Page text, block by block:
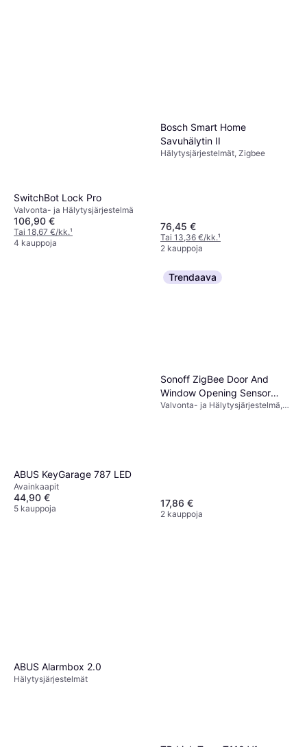
SwitchBot Lock Pro
Valvonta- ja Hälytysjärjestelmä
106,90 €
Tai 18,67 €/kk.¹
4 kauppoja
Bosch Smart Home
Savuhälytin II
Hälytysjärjestelmät, Zigbee
76,45 €
Tai 13,36 €/kk.¹
2 kauppoja
ABUS KeyGarage 787 LED
Avainkaapit
44,90 €
5 kauppoja
Trendaava
Sonoff ZigBee Door And
Window Opening Sensor
SNZB-04P
Valvonta- ja Hälytysjärjestelmä,
17,86 €
2 kauppoja
ABUS Alarmbox 2.0
Hälytysjärjestelmät